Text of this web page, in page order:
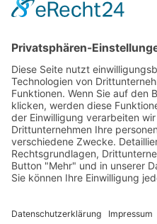
Wir wollen Ihr persönlicher
sein, der sich auf die
zuverlässigste und
Wir sind ständig im
Vertrauen zu schätzen.
Kay-Lucas Kaniewski